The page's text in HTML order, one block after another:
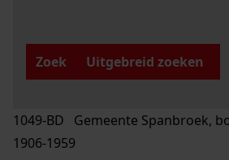
Zoek
Uitgebreid zoeken
1049-BD Gemeente Spanbroek,
1906-1959